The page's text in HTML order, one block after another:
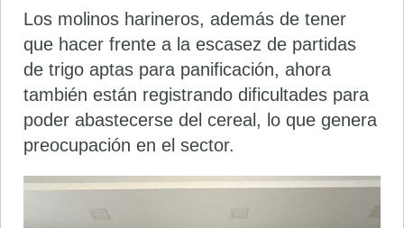
Los molinos harineros, además de tener
que hacer frente a la escasez de partidas
de trigo aptas para panificación, ahora
también están registrando dificultades para
poder abastecerse del cereal, lo que genera
preocupación en el sector.